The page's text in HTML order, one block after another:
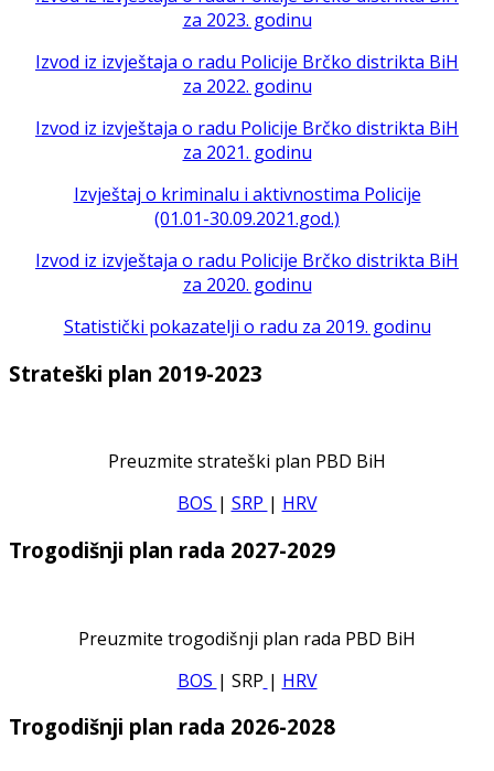
za 2023. godinu
Izvod iz izvještaja o radu Policije Brčko distrikta BiH
za 2022. godinu
Izvod iz izvještaja o radu Policije Brčko distrikta BiH
za 2021. godinu
Izvještaj o kriminalu i aktivnostima Policije
(01.01-30.09.2021.god.)
Izvod iz izvještaja o radu Policije Brčko distrikta BiH
za 2020. godinu
Statistički pokazatelji o radu za 2019. godinu
Strateški plan 2019-2023
Preuzmite strateški plan PBD BiH
BOS | SRP | HRV
Trogodišnji plan rada 2027-2029
Preuzmite trogodišnji plan rada PBD BiH
BOS | SRP | HRV
Trogodišnji plan rada 2026-2028